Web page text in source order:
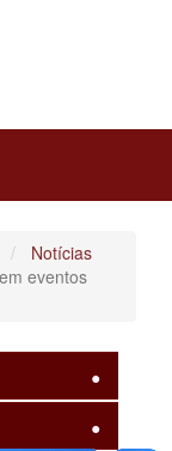
Notícias
eventos